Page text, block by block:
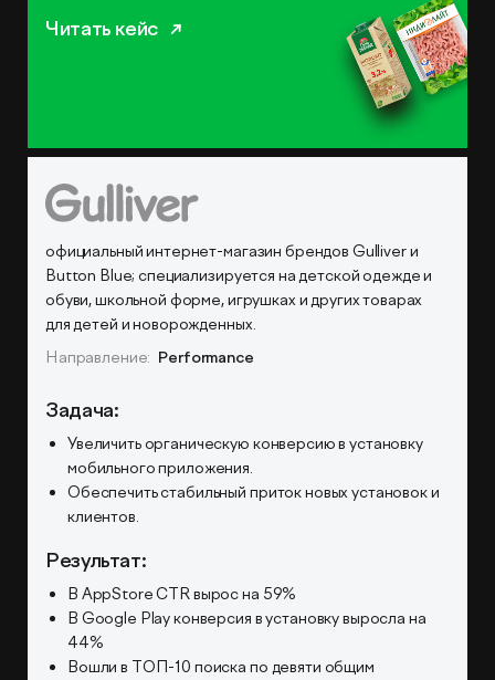
Читать кейс
официальный интернет-магазин брендов Gulliver и
Button Blue; специализируется на детской одежде и
обуви, школьной форме, игрушках и других товарах
для детей и новорожденных.
Направление: Performance
Задача:
Увеличить органическую конверсию в установку
мобильного приложения.
Обеспечить стабильный приток новых установок и
клиентов.
Результат:
В AppStore CTR вырос на 59%
В Google Play конверсия в установку выросла на
44%
Вошли в ТОП-10 поиска по девяти общим